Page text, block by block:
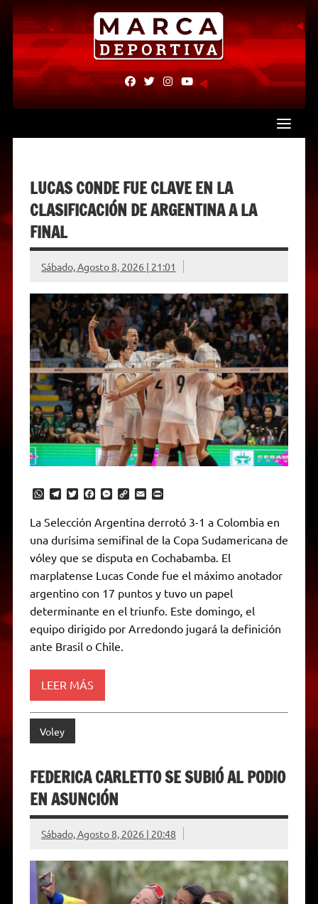
Skip
content
fab
fa-
fab
fa-
fab fab
LUCAS CONDE FUE CLAVE EN LA
CLASIFICACIÓN DE ARGENTINA A LA
FINAL
Sábado, Agosto 8, 2026 | 21:01
W
a
t
s
A
p
p
T
e
g
a
m
T
i
t
t
r
F
c
e
b
o
o
k
M
s
e
g
e
r
C
p
y
L
n
k
E
i
l
P
n
t
r
i
e
n
d
l
y
La Selección Argentina derrotó 3-1 a Colombia en
una durísima semifinal de la Copa Sudamericana de
vóley que se disputa en Cochabamba. El
marplatense Lucas Conde fue el máximo anotador
argentino con 17 puntos y tuvo un papel
determinante en el triunfo. Este domingo, el
equipo dirigido por Arredondo jugará la definición
ante Brasil o Chile.
LEER MÁS
Voley
FEDERICA CARLETTO SE SUBIÓ AL PODIO
EN ASUNCIÓN
Sábado, Agosto 8, 2026 | 20:48